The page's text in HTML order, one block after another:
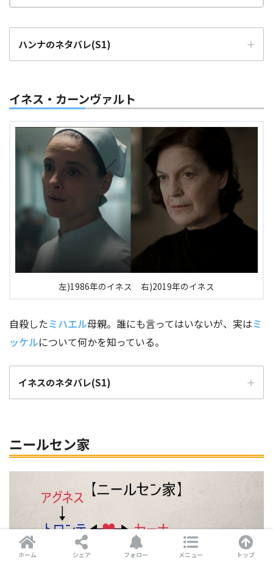
ヨナスは未来に飛ばされた。
ハンナのネタバレ(S1)
1986年のハンナの重要な出来事
【5話】
1986年11月7日昼
ミッケルと初対面
1986年11月7日夜
エッチな現場を目撃
警察のエゴンに嘘のタレ込み
【6話】
1986年11月8日夜
【9話】
レジーナ
カタリーナに嘘を付く。
イネス・カーンヴァルト
左)1986年のイネス 右)2019年のイネス
自殺したミハエル母親。誰にも言ってはいないが、実はミ
ッケルについて何かを知っている。
イネスのネタバレ(S1)
「11月4日午後10時13分まで開けるな」
ニールセン家
ホーム シェア フォロー メニュー トップ